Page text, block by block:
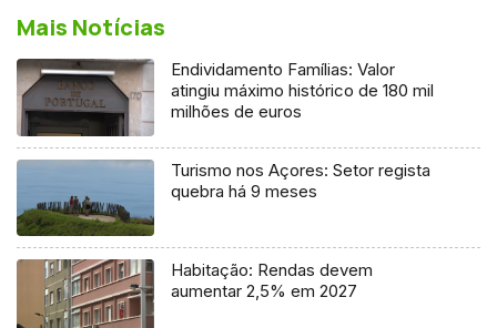
Mais Notícias
Endividamento Famílias: Valor
atingiu máximo histórico de 180 mil
milhões de euros
Turismo nos Açores: Setor regista
quebra há 9 meses
Habitação: Rendas devem
aumentar 2,5% em 2027